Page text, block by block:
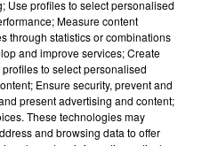
Eric Dupond-
assez longuement
condéenne :"Ils nous
de difficultés, ils ont
etnous allons,
bien sûr,
pour donner à ces
Use profiles to select personalised
Measure content
through statistics or combinations
and improve services; Create
to select personalised
Ensure security, prevent and
present advertising and content;
These technologies may
and browsing data to offer